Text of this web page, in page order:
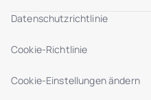
Datenschutzrichtlinie
Cookie-Richtlinie
Cookie-Einstellungen ändern